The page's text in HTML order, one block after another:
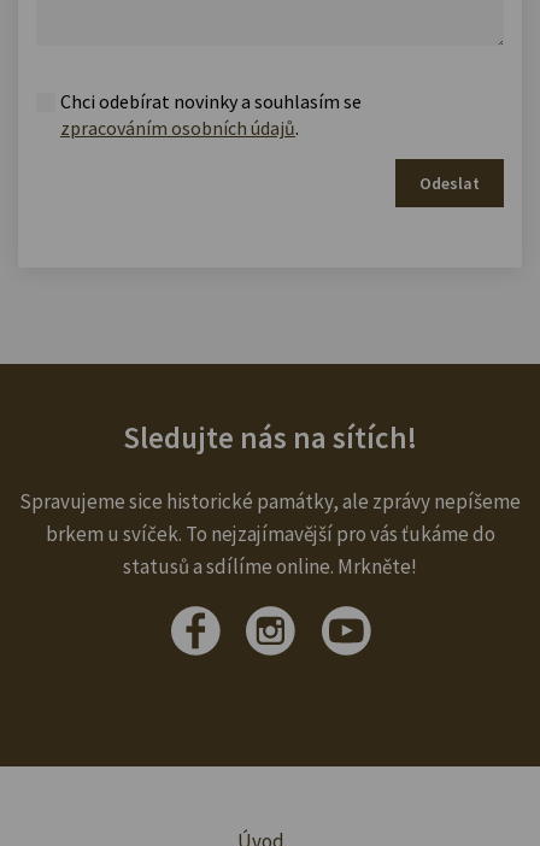
Chci odebírat novinky a souhlasím se
zpracováním osobních údajů.
Odeslat
Sledujte nás na sítích!
Spravujeme sice historické památky, ale zprávy nepíšeme
brkem u svíček. To nejzajímavější pro vás ťukáme do
statusů a sdílíme online. Mrkněte!